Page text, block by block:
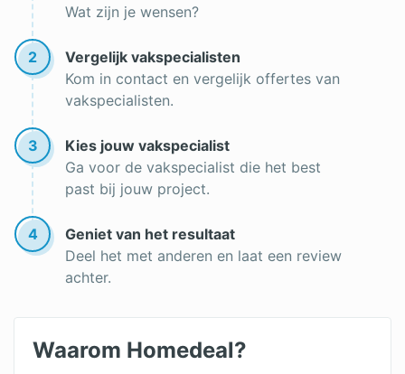
Wat zijn je wensen?
2
Vergelijk vakspecialisten
Kom in contact en vergelijk offertes van
vakspecialisten.
3
Kies jouw vakspecialist
Ga voor de vakspecialist die het best
past bij jouw project.
4
Geniet van het resultaat
Deel het met anderen en laat een review
achter.
Waarom Homedeal?